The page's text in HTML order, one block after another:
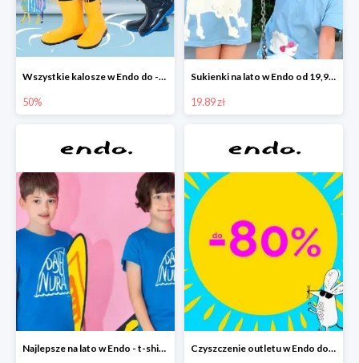
Wszystkie kalosze w Endo do -50%
50%
Sukienki na lato w Endo od 19,90 zł
19.89 zł
Najlepsze na lato w Endo - t-shirty od 9,90 zł i krótkie spodenki od 19,90 zł Czyszczenie outletu w Endo do -80%